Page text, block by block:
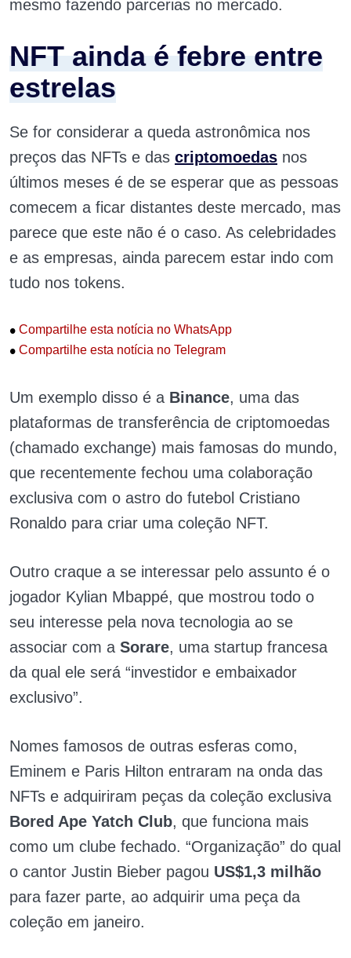
mesmo fazendo parcerias no mercado.
NFT ainda é febre entre
estrelas
Se for considerar a queda astronômica nos
preços das NFTs e das criptomoedas nos
últimos meses é de se esperar que as pessoas
comecem a ficar distantes deste mercado, mas
parece que este não é o caso. As celebridades
e as empresas, ainda parecem estar indo com
tudo nos tokens.
• Compartilhe esta notícia no WhatsApp
• Compartilhe esta notícia no Telegram
Um exemplo disso é a Binance, uma das
plataformas de transferência de criptomoedas
(chamado exchange) mais famosas do mundo,
que recentemente fechou uma colaboração
exclusiva com o astro do futebol Cristiano
Ronaldo para criar uma coleção NFT.
Outro craque a se interessar pelo assunto é o
jogador Kylian Mbappé, que mostrou todo o
seu interesse pela nova tecnologia ao se
associar com a Sorare, uma startup francesa
da qual ele será “investidor e embaixador
exclusivo”.
Nomes famosos de outras esferas como,
Eminem e Paris Hilton entraram na onda das
NFTs e adquiriram peças da coleção exclusiva
Bored Ape Yatch Club, que funciona mais
como um clube fechado. “Organização” do qual
o cantor Justin Bieber pagou US$1,3 milhão
para fazer parte, ao adquirir uma peça da
coleção em janeiro.